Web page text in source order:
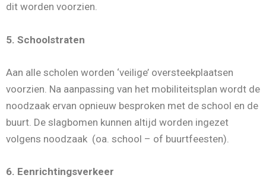
dit worden voorzien.
5. Schoolstraten
Aan alle scholen worden ‘veilige’ oversteekplaatsen
voorzien. Na aanpassing van het mobiliteitsplan wordt de
noodzaak ervan opnieuw besproken met de school en de
buurt. De slagbomen kunnen altijd worden ingezet
volgens noodzaak (oa. school – of buurtfeesten).
6. Eenrichtingsverkeer